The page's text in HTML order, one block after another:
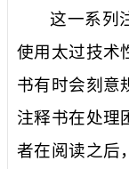
这一系列
使用太过技术
书有时会刻意
注释书在处理
者在阅读之后